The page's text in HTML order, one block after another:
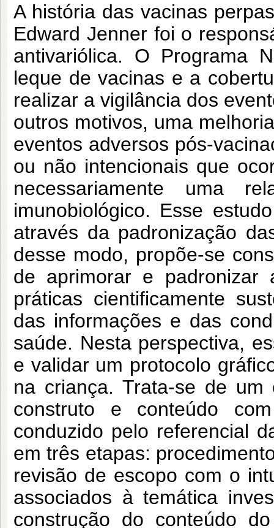
A história das vacinas
Edward Jenner foi o
antivariólica. O Programa
leque de vacinas e a
realizar a vigilância dos
outros motivos, uma
eventos adversos pós-
ou não intencionais que
necessariamente uma
imunobiológico. Esse
através da padronização
desse modo, propõe-se
de aprimorar e padronizar
práticas cientificamente
das informações e das
saúde. Nesta perspectiva,
e validar um protocolo
na criança. Trata-se de um
construto e conteúdo
conduzido pelo referencial
em três etapas:
revisão de escopo com o
associados à temática
construção do conteúdo